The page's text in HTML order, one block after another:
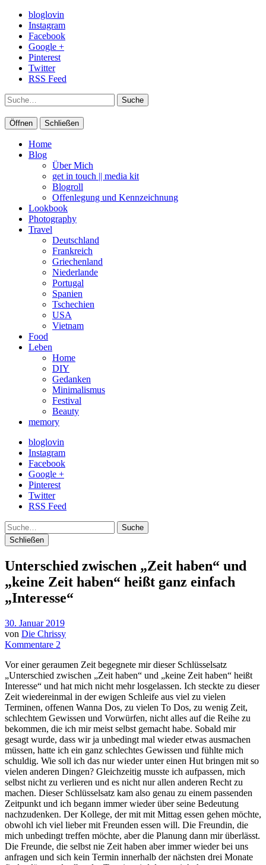
bloglovin
Instagram
Facebook
Google +
Pinterest
Twitter
RSS Feed
Suche
Öffnen Schließen
Home
Blog
Über Mich
get in touch || media kit
Blogroll
Offenlegung und Kennzeichnung
Lookbook
Photography
Travel
Deutschland
Frankreich
Griechenland
Niederlande
Portugal
Spanien
Tschechien
USA
Vietnam
Food
Leben
Home
DIY
Gedanken
Minimalismus
Festival
Beauty
memory
bloglovin
Instagram
Facebook
Google +
Pinterest
Twitter
RSS Feed
Suche
Schließen
Unterschied zwischen „Zeit haben“ und
„keine Zeit haben“ heißt ganz einfach
„Interesse“
30. Januar 2019
von Die Chrissy
Kommentare 2
Vor einer geraumen Zeit begegnete mir dieser Schlüsselsatz
„Unterschied zwischen „Zeit haben“ und „keine Zeit haben“ heißt
Interesse“ und hat mich nicht mehr losgelassen. Ich steckte zu dieser
Zeit wiedereinmal in der ewigen Schleife aus viel zu vielen
Terminen, offenen Wanna Dos, zu vielen To Dos, zu wenig Zeit,
schlechtem Gewissen und Vorwürfen, nicht alles auf die Reihe zu
bekommen, die ich mir meist selbst gemacht habe. Sobald mir
gesagt wurde, dass wir ja unbedingt mal wieder etwas ausmachen
müssen, hatte ich ein ganz schlechtes Gewissen und fühlte mich
schuldig. Wie soll ich das nur wieder unter einen Hut bringen mit so
vielen anderen Dingen? Gleichzeitig musste ich aufpassen, mich
selbst nicht zu verlieren und es nicht nur allen anderen Recht zu
machen. Dieser Schlüsselsatz kam also genau zu einem passenden
Zeitpunkt und ich begann immer wieder über seine Bedeutung
nachzudenken. Der Kollege, der mit mit Mittag essen gehen möchte,
obwohl ich viel lieber mit Freunden essen will. Die Freundin, die
mich unbedingt treffen möchte, aber die Planung dann mir überlässt.
Die Freunde, die selbst nie Zeit haben aber immer wieder bei uns
anfragen und sich kein Termin innerhalb der nächsten drei Monate